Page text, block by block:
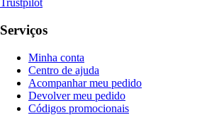
Trustpilot
Serviços
Minha conta
Centro de ajuda
Acompanhar meu pedido
Devolver meu pedido
Códigos promocionais